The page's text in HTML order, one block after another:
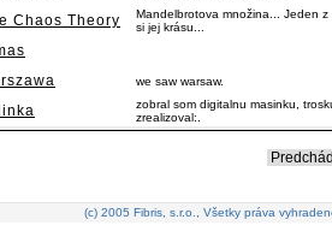
Chaos Theory
Mandelbrotova množina... Jeden
si jej krásu...
we saw warsaw.
zobral som digitalnu masinku,
zrealizoval:.
(c) 2005 Fibris, s.r.o., Všetky práva